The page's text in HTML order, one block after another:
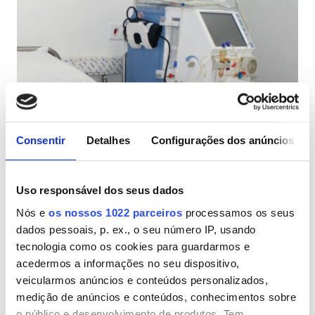
Consentir Detalhes Configurações dos anúncios
Uso responsável dos seus dados
Nós e os nossos 1022 parceiros processamos os seus
dados pessoais, p. ex., o seu número IP, usando
tecnologia como os cookies para guardarmos e
acedermos a informações no seu dispositivo,
veicularmos anúncios e conteúdos personalizados,
medição de anúncios e conteúdos, conhecimentos sobre
Pacientes com HIV
Pacientes com Hepatite B
Pacientes com Hepatite C
Instalações
Refeições
Wi-Fi Gratuito
Ecrãs de televisão
Transferência Gratuita
Middle East Institute of Health -
University Hospital
3,95 km do centro da cidade
Por tratamento
Diálise HD 285 €
Reservar